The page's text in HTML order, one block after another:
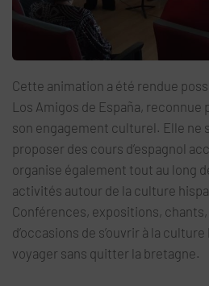
Cette animation a été rendue
Los Amigos de España, reconnue
son engagement culturel. Elle ne
proposer des cours d’espagnol
organise également tout au long
activités autour de la culture
Conférences, expositions,
d’occasions de s’ouvrir à la
voyager sans quitter la bretagne.